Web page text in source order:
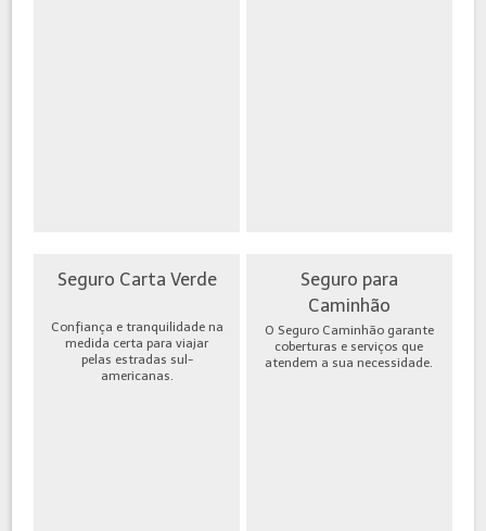
Seguro Carta Verde
Confiança e tranquilidade na
medida certa para viajar
pelas estradas sul-
americanas.
Seguro para
Caminhão
O Seguro Caminhão garante
coberturas e serviços que
atendem a sua necessidade.